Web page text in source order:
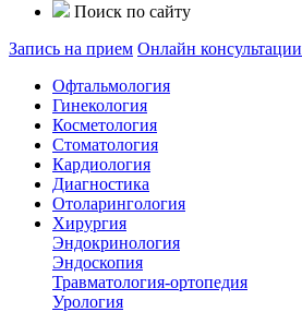
Поиск по сайту
Запись на прием Онлайн консультации
Офтальмология
Гинекология
Косметология
Стоматология
Кардиология
Диагностика
Отоларингология
Хирургия
Эндокринология
Эндоскопия
Травматология-ортопедия
Урология